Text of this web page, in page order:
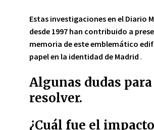
Estas investigaciones en el Diario
desde 1997 han contribuido a
memoria de este emblemático
papel en la identidad de Madrid .
Algunas dudas para
resolver.
¿Cuál fue el